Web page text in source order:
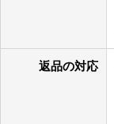
返品の対応